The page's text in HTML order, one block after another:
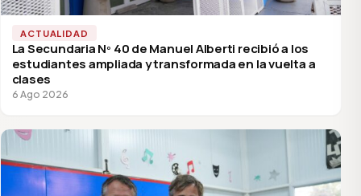
ACTUALIDAD
La Secundaria Nº 40 de Manuel Alberti recibió a los
estudiantes ampliada y transformada en la vuelta a
clases
6 Ago 2026